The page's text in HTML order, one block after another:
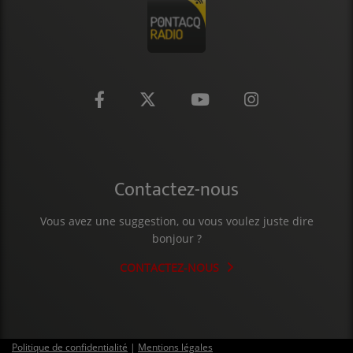
Contactez-nous
Vous avez une suggestion, ou vous voulez juste dire
bonjour ?
CONTACTEZ-NOUS
Politique de confidentialité | Mentions légales